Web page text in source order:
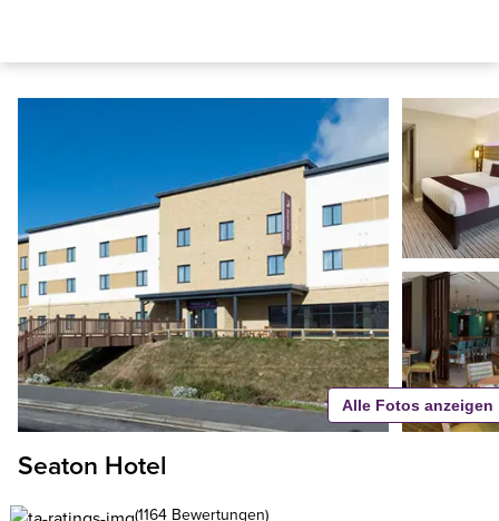
Seaton Hotel
(1164 Bewertungen)
Alle Fotos anzeigen